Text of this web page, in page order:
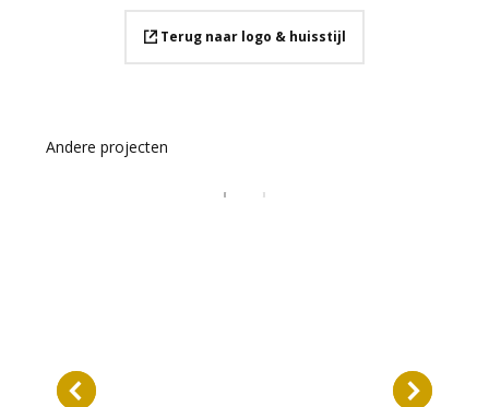
Terug naar logo & huisstijl
Andere projecten